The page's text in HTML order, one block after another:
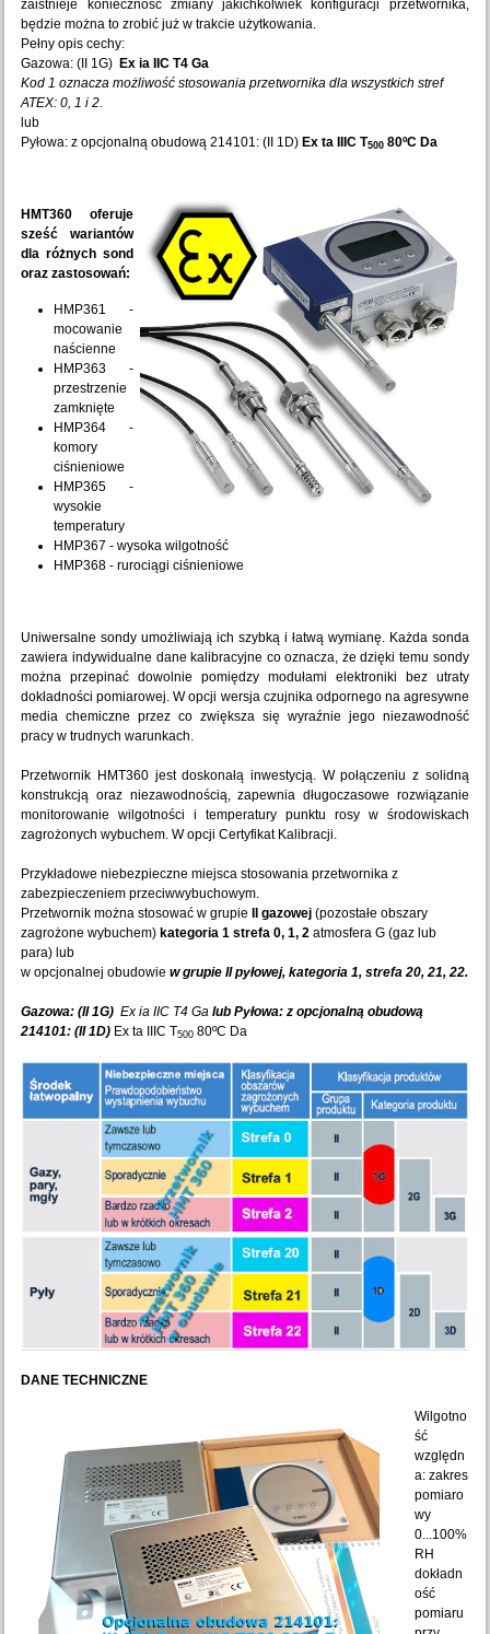
zaistnieje konieczność zmiany jakichkolwiek konfiguracji przetwornika,
będzie można to zrobić już w trakcie użytkowania.
Pełny opis cechy:
Gazowa: (II 1G) Ex ia IIC T4 Ga
Kod 1 oznacza możliwość stosowania przetwornika dla wszystkich stref
ATEX: 0, 1 i 2.
lub
Pyłowa: z opcjonalną obudową 214101: (II 1D) Ex ta IIIC T500 80ºC Da
HMT360 oferuje
sześć wariantów
dla różnych sond
oraz zastosowań:
HMP361 -
mocowanie
naścienne
HMP363 -
przestrzenie
zamknięte
HMP364 -
komory
ciśnieniowe
HMP365 -
wysokie
temperatury
HMP367 - wysoka wilgotność
HMP368 - rurociągi ciśnieniowe
Uniwersalne sondy umożliwiają ich szybką i łatwą wymianę. Każda sonda
zawiera indywidualne dane kalibracyjne co oznacza, że dzięki temu sondy
można przepinać dowolnie pomiędzy modułami elektroniki bez utraty
dokładności pomiarowej. W opcji wersja czujnika odpornego na agresywne
media chemiczne przez co zwiększa się wyraźnie jego niezawodność
pracy w trudnych warunkach.
Przetwornik HMT360 jest doskonałą inwestycją. W połączeniu z solidną
konstrukcją oraz niezawodnością, zapewnia długoczasowe rozwiązanie
monitorowanie wilgotności i temperatury punktu rosy w środowiskach
zagrożonych wybuchem. W opcji Certyfikat Kalibracji.
Przykładowe niebezpieczne miejsca stosowania przetwornika z
zabezpieczeniem przeciwwybuchowym.
Przetwornik można stosować w grupie
II gazowej (pozostałe obszary
zagrożone wybuchem) kategoria 1 strefa 0, 1, 2 atmosfera G (gaz lub
para) lub
w opcjonalnej obudowie w grupie II pyłowej, kategoria 1, strefa 20, 21, 22.
Gazowa: (II 1G)Ex ia IIC T4 Ga lub Pyłowa: z opcjonalną obudową
214101: (II 1D) Ex ta IIIC T500 80ºC Da
DANE TECHNICZNE
Wilgotno
ść
względn
a: zakres
pomiaro
wy
0...100%
RH
dokładn
ość
pomiaru